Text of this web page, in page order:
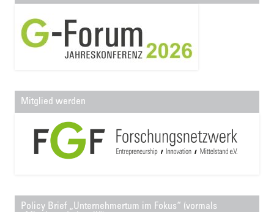
Mitglied werden
Policy Brief „Unternehmertum im Fokus“ (vormals